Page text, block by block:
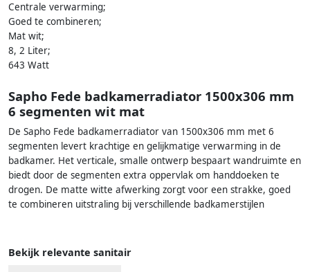
Centrale verwarming;
Goed te combineren;
Mat wit;
8, 2 Liter;
643 Watt
Sapho Fede badkamerradiator 1500x306 mm
6 segmenten wit mat
De Sapho Fede badkamerradiator van 1500x306 mm met 6
segmenten levert krachtige en gelijkmatige verwarming in de
badkamer. Het verticale, smalle ontwerp bespaart wandruimte en
biedt door de segmenten extra oppervlak om handdoeken te
drogen. De matte witte afwerking zorgt voor een strakke, goed
te combineren uitstraling bij verschillende badkamerstijlen
Bekijk relevante sanitair